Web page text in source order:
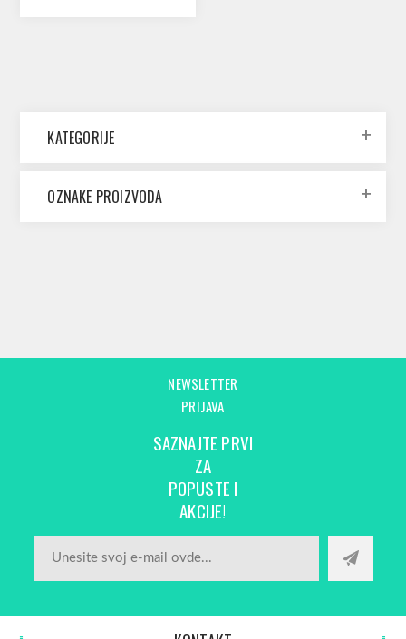
KATEGORIJE
OZNAKE PROIZVODA
NEWSLETTER
PRIJAVA
SAZNAJTE PRVI
ZA
POPUSTE I
AKCIJE!